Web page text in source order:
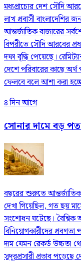
মধ্যপ্রাচ্যের দেশ সৌদি
লাখ প্রবাসী বাংলাদেশির
আন্তর্জাতিক বাজারের
বিপরীতে সৌদি আরবের
দফা বৃদ্ধি পেয়েছে।
দেশে পরিবারের কাছে অর্থ
ফেলবে বলে আশা করা
৪ দিন আগে
সোনার দামে বড়
বছরের শুরুতে আন্তর্জাতিক
দেখা গিয়েছিল, গত ছয়
সংশোধন ঘটেছে। বৈশ্বিক
বিনিয়োগকারীদের প্রবণতা
দাম যেমন রেকর্ড উচ্চতা
সুদূরপ্রসারী প্রভাব পড়েছে